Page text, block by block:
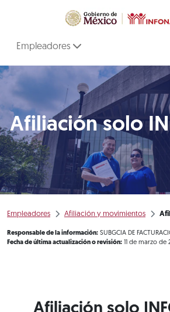
Empleadores
Afiliación solo
Empleadores Afiliación y movimientos
Responsable de la información: SUBGCIA DE
Fecha de última actualización o revisión: 11 de marzo de